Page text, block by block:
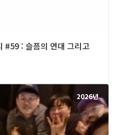
#59 : 슬픔의 연대 그리고
2026년